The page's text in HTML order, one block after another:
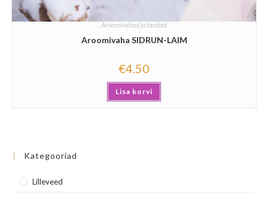
Aroomivahad ja lambid
Aroomivaha SIDRUN-LAIM
€4.50
Lisa korvi
Kategooriad
Lilleveed